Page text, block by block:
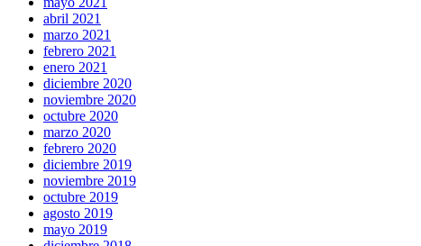
abril 2021
marzo 2021
febrero 2021
enero 2021
diciembre 2020
noviembre 2020
octubre 2020
marzo 2020
febrero 2020
diciembre 2019
noviembre 2019
octubre 2019
agosto 2019
mayo 2019